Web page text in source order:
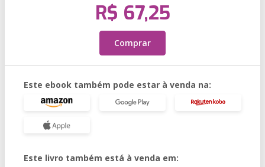
R$ 67,25
Comprar
Este ebook também pode estar à venda na:
Este livro também está à venda em: